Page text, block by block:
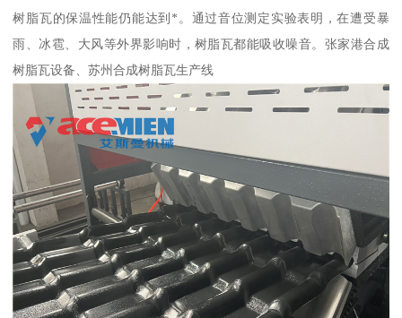
树脂瓦的保温性能仍能达到*。通过音位测定实验表明，在遭受暴
雨、冰雹、大风等外界影响时，树脂瓦都能吸收噪音。张家港合成
树脂瓦设备、苏州合成树脂瓦生产线